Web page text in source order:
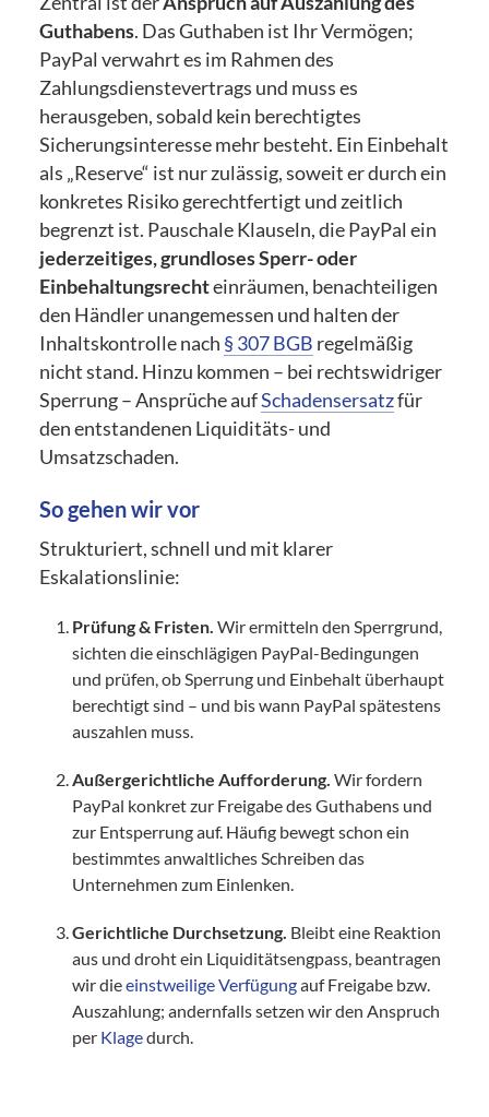
Guthabens. Das Guthaben ist Ihr Vermögen;
PayPal verwahrt es im Rahmen des
Zahlungsdienstevertrags und muss es
herausgeben, sobald kein berechtigtes
Sicherungsinteresse mehr besteht. Ein Einbehalt
als „Reserve“ ist nur zulässig, soweit er durch ein
konkretes Risiko gerechtfertigt und zeitlich
begrenzt ist. Pauschale Klauseln, die PayPal ein
jederzeitiges, grundloses Sperr- oder
Einbehaltungsrechteinräumen, benachteiligen
den Händler unangemessen und halten der
Inhaltskontrolle nach § 307 BGB regelmäßig
nicht stand. Hinzu kommen – bei rechtswidriger
Sperrung – Ansprüche aufSchadensersatzfür
den entstandenen Liquiditäts- und
Umsatzschaden.
So gehen wir vor
Strukturiert, schnell und mit klarer
Eskalationslinie:
Prüfung & Fristen. Wir ermitteln den Sperrgrund,
sichten die einschlägigen PayPal-Bedingungen
und prüfen, ob Sperrung und Einbehalt überhaupt
berechtigt sind – und bis wann PayPal spätestens
auszahlen muss.
Außergerichtliche Aufforderung. Wir fordern
PayPal konkret zur Freigabe des Guthabens und
zur Entsperrung auf. Häufig bewegt schon ein
bestimmtes anwaltliches Schreiben das
Unternehmen zum Einlenken.
Gerichtliche Durchsetzung. Bleibt eine Reaktion
aus und droht ein Liquiditätsengpass, beantragen
wir dieeinstweilige Verfügungauf Freigabe bzw.
Auszahlung; andernfalls setzen wir den Anspruch
per Klagedurch.